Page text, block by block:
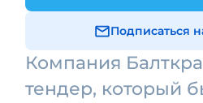
Подписаться
Компания
тендер, который